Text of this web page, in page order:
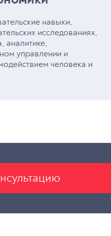
навыки,
исследованиях,
аналитике,
управлении и
человека и